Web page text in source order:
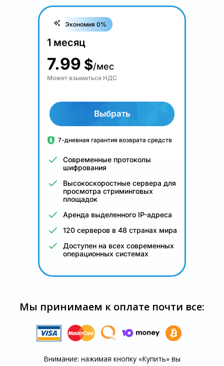
Экономия 0%
1 месяц
7.99 $/мес
Может взыматься НДС
Выбрать
7-дневная гарантия возврата средств
Современные протоколы
шифрования
Высокоскоростные сервера для
просмотра стриминговых
площадок
Аренда выделенного IP-адреса
120 серверов в 48 странах мира
Доступен на всех современных
операционных системах
Мы принимаем к оплате почти все:
Внимание: нажимая кнопку «Купить» вы